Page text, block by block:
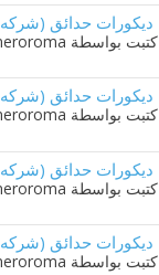
ديكورات حدائق (شركه
كتبت بواسطة
ديكورات حدائق (شركه
كتبت بواسطة
ديكورات حدائق (شركه
كتبت بواسطة
ديكورات حدائق (شركه
كتبت بواسطة